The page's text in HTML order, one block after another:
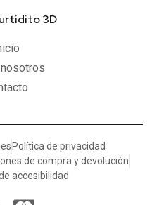
3D
Política de privacidad
de compra y devolución
accesibilidad